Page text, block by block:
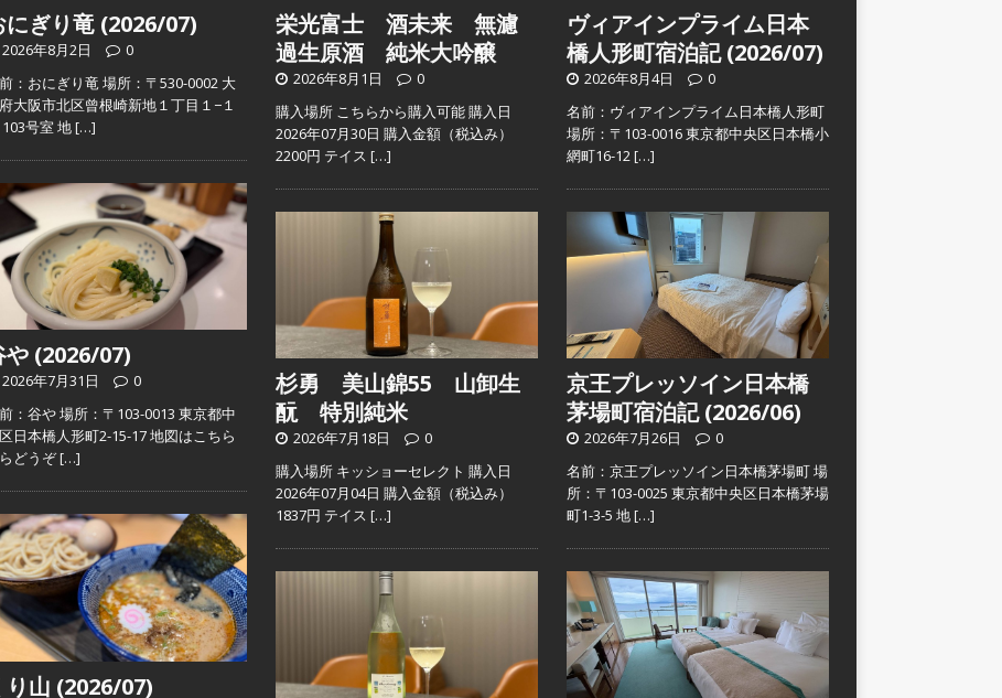
にぎり竜 (2026/07)
2026年8月2日
0
：おにぎり竜 場所：〒530-0002 大
大阪市北区曾根崎新地１丁目１−１
103号室 地[…]
や (2026/07)
2026年7月31日
0
：谷や 場所：〒103-0013 東京都中
日本橋人形町2-15-17 地図はこちら
どうぞ[…]
り山 (2026/07)
栄光富士 酒未来 無濾
過生原酒 純米大吟醸
2026年8月1日
0
購入場所 こちらから購入可能 購入日
2026年07月30日 購入金額（税込み）
2200円 テイス […]
杉勇 美山錦55 山卸生
酛 特別純米
2026年7月18日
0
購入場所 キッショーセレクト 購入日
2026年07月04日 購入金額（税込み）
1837円 テイス […]
ヴィアインプライム日本
橋人形町宿泊記 (2026/07)
2026年8月4日
0
名前：ヴィアインプライム日本橋人形町
場所：〒103-0016 東京都中央区日本橋小
網町16-12[…]
京王プレッソイン日本橋
茅場町宿泊記 (2026/06)
2026年7月26日
0
名前：京王プレッソイン日本橋茅場町 場
所：〒103-0025 東京都中央区日本橋茅場
町1-3-5 地[…]